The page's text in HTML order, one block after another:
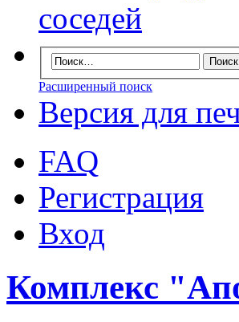
соседей
Расширенный поиск
Версия для
FAQ
Регистрация
Вход
Комплекс